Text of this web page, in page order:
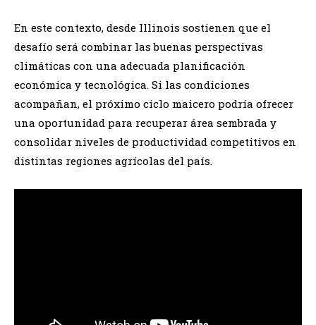
En este contexto, desde Illinois sostienen que el
desafío será combinar las buenas perspectivas
climáticas con una adecuada planificación
económica y tecnológica. Si las condiciones
acompañan, el próximo ciclo maicero podría ofrecer
una oportunidad para recuperar área sembrada y
consolidar niveles de productividad competitivos en
distintas regiones agrícolas del país.